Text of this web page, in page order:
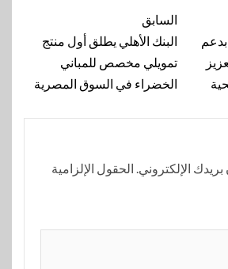
السابق
البنك الأهلي يطلق أول منتج
تمويلي مخصص للمباني
الخضراء في السوق المصرية
الإلكتروني. الحقول الإلزامية